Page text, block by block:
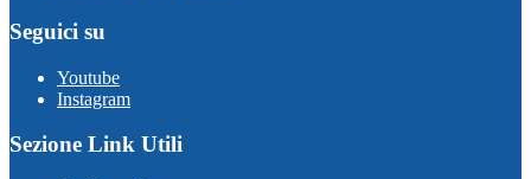
Seguici su
Youtube
Instagram
Sezione Link Utili